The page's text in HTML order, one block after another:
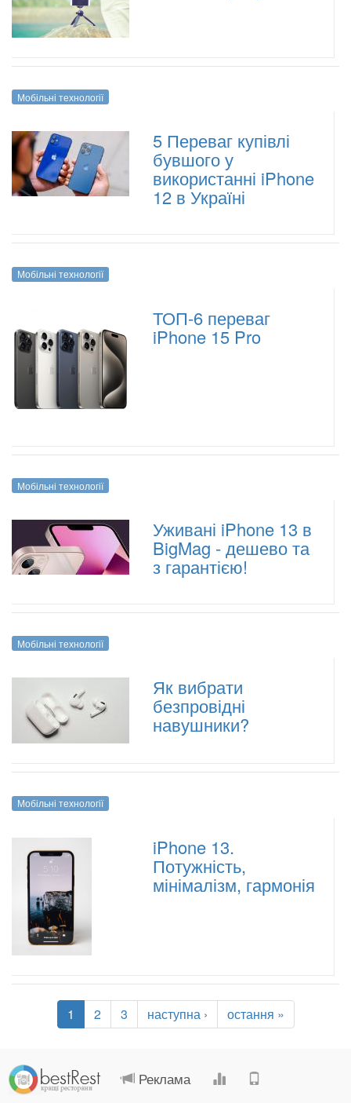
Мобільні технології
5 Переваг купівлі
бувшого у
використанні iPhone
12 в Україні
Мобільні технології
ТОП-6 переваг
iPhone 15 Pro
Мобільні технології
Уживані iPhone 13 в
BigMag - дешево та
з гарантією!
Мобільні технології
Як вибрати
безпровідні
навушники?
Мобільні технології
iPhone 13.
Потужність,
мінімалізм, гармонія
1 2 3 наступна › остання »
Реклама